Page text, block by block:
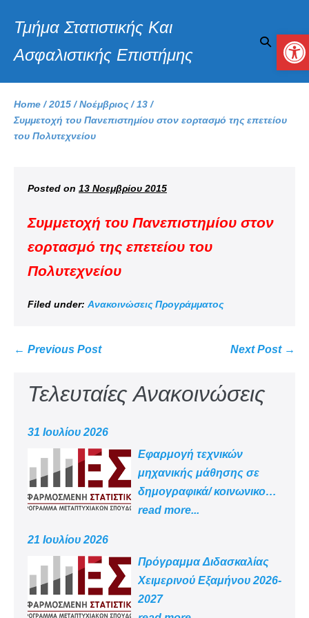
Τμήμα Στατιστικής Και
Ασφαλιστικής Επιστήμης
Home /2015 /Νοέμβριος /13 /
Συμμετοχή του Πανεπιστημίου στον εορτασμό της επετείου
του Πολυτεχνείου
Posted on 13 Νοεμβρίου 2015
Συμμετοχή του Πανεπιστημίου στον
εορτασμό της επετείου του
Πολυτεχνείου
Filed under: Ανακοινώσεις Προγράμματος
← Previous Post Next Post →
Τελευταίες Ανακοινώσεις
31 Ιουλίου 2026
Εφαρμογή τεχνικών
μηχανικής μάθησης σε
δημογραφικά/ κοινωνικο
-οικονομικά δεδομένα
read more...
21 Ιουλίου 2026
Πρόγραμμα Διδασκαλίας
Χειμερινού Εξαμήνου 2026-
2027